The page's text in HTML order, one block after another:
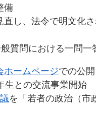
備
し、法令で明文化
質問における一問一
ホームページでの公
生との交流事業開始
を「若者の政治（市